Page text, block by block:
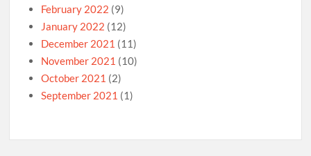
February 2022 (9)
January 2022 (12)
December 2021 (11)
November 2021 (10)
October 2021 (2)
September 2021 (1)